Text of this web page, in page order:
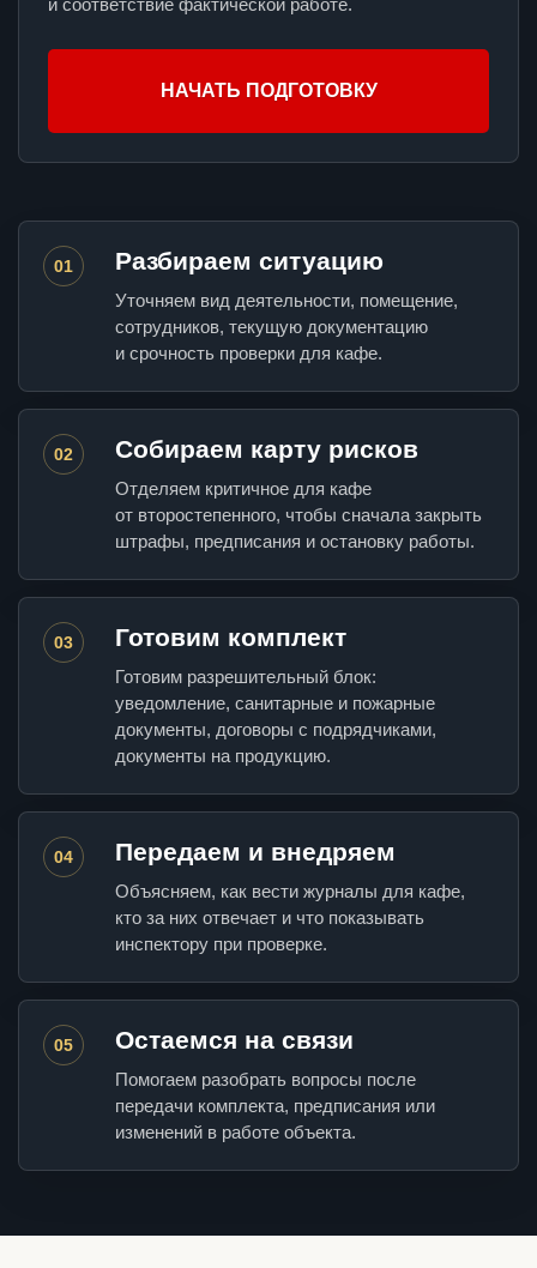
и соответствие фактической работе.
НАЧАТЬ ПОДГОТОВКУ
01 Разбираем ситуацию
Уточняем вид деятельности, помещение,
сотрудников, текущую документацию
и срочность проверки для кафе.
02 Собираем карту рисков
Отделяем критичное для кафе
от второстепенного, чтобы сначала закрыть
штрафы, предписания и остановку работы.
03 Готовим комплект
Готовим разрешительный блок:
уведомление, санитарные и пожарные
документы, договоры с подрядчиками,
документы на продукцию.
04 Передаем и внедряем
Объясняем, как вести журналы для кафе,
кто за них отвечает и что показывать
инспектору при проверке.
05 Остаемся на связи
Помогаем разобрать вопросы после
передачи комплекта, предписания или
изменений в работе объекта.